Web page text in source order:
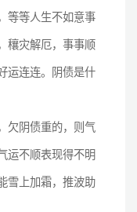
等等人生不如意事
穰灾解厄，事事顺
运连连。阴债是什
阴债重的，则气
运不顺表现得不明
雪上加霜，推波助